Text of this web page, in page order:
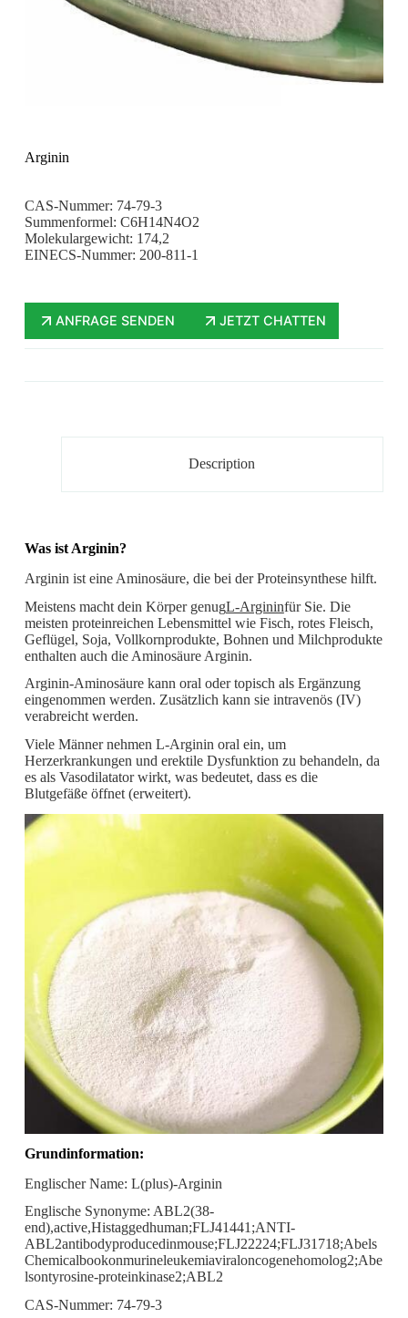
Arginin
CAS-Nummer: 74-79-3
Summenformel: C6H14N4O2
Molekulargewicht: 174,2
EINECS-Nummer: 200-811-1
ANFRAGE SENDEN JETZT CHATTEN
Description
Was ist Arginin?
Arginin ist eine Aminosäure, die bei der Proteinsynthese hilft.
Meistens macht dein Körper genugL-Argininfür Sie. Die
meisten proteinreichen Lebensmittel wie Fisch, rotes Fleisch,
Geflügel, Soja, Vollkornprodukte, Bohnen und Milchprodukte
enthalten auch die Aminosäure Arginin.
Arginin-Aminosäure kann oral oder topisch als Ergänzung
eingenommen werden. Zusätzlich kann sie intravenös (IV)
verabreicht werden.
Viele Männer nehmen L-Arginin oral ein, um
Herzerkrankungen und erektile Dysfunktion zu behandeln, da
es als Vasodilatator wirkt, was bedeutet, dass es die
Blutgefäße öffnet (erweitert).
Grundinformation:
Englischer Name: L(plus)-Arginin
Englische Synonyme: ABL2(38-
end),active,Histaggedhuman;FLJ41441;ANTI-
ABL2antibodyproducedinmouse;FLJ22224;FLJ31718;Abels
Chemicalbookonmurineleukemiaviraloncogenehomolog2;Abe
lsontyrosine-proteinkinase2;ABL2
CAS-Nummer: 74-79-3